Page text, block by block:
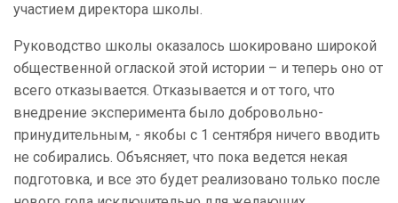
участием директора школы.
Руководство школы оказалось шокировано широкой
общественной оглаской этой истории – и теперь оно от
всего отказывается. Отказывается и от того, что
внедрение эксперимента было добровольно-
принудительным, - якобы с 1 сентября ничего вводить
не собирались. Объясняет, что пока ведется некая
подготовка, и все это будет реализовано только после